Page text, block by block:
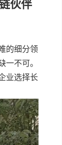
伙伴
的细分领
不可。
业选择长